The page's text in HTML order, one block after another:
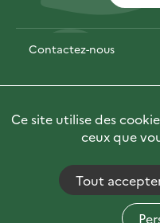
Contactez-nous
Espace presse
PhotoFor
Accessibilité :
Mentions
Ce site utilise des
ceux que
Tout